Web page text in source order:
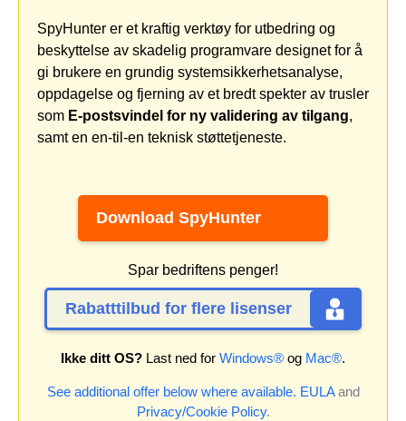
SpyHunter er et kraftig verktøy for utbedring og
beskyttelse av skadelig programvare designet for å
gi brukere en grundig systemsikkerhetsanalyse,
oppdagelse og fjerning av et bredt spekter av trusler
som E-postsvindel for ny validering av tilgang,
samt en en-til-en teknisk støttetjeneste.
Download SpyHunter
Spar bedriftens penger!
Rabatttilbud for flere lisenser
Ikke ditt OS? Last ned for Windows® og Mac®.
See additional offer below where available. EULAand
Privacy/Cookie Policy.